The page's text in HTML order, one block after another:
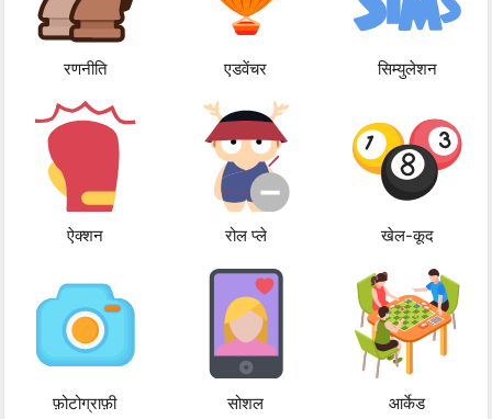
रणनीति एडवेंचर सिम्युलेशन
ऐक्शन रोल प्ले खेल-कूद
फ़ोटोग्राफ़ी सोशल आर्केड